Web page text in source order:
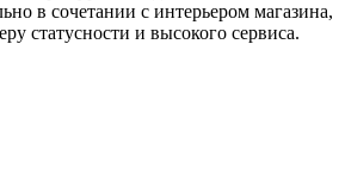
в сочетании с интерьером магазина,
статусности и высокого сервиса.